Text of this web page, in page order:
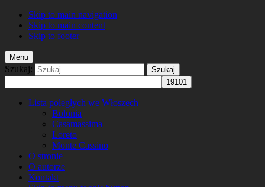
Skip to main navigation
Skip to main content
Skip to footer
Menu
Szukaj:
Lista poległych we Włoszech
Bolonia
Casamassima
Loreto
Monte Cassino
O stronie
O autorze
Kontakt